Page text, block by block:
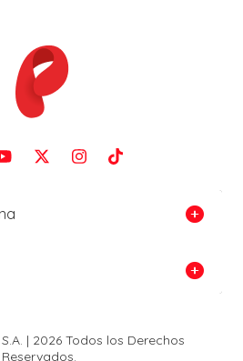
| 2026 Todos los Derechos
Reservados.